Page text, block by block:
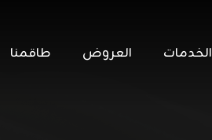
الخدمات العروض طاقمنا